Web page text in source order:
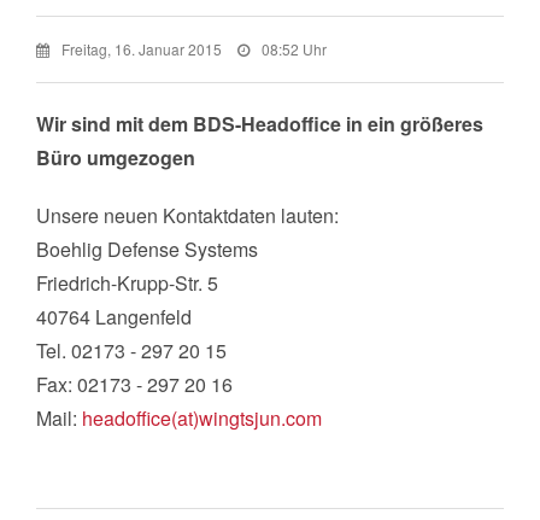
Freitag, 16. Januar 2015 08:52 Uhr
Wir sind mit dem BDS-Headoffice in ein größeres
Büro umgezogen
Unsere neuen Kontaktdaten lauten:
Boehlig Defense Systems
Friedrich-Krupp-Str. 5
40764 Langenfeld
Tel. 02173 - 297 20 15
Fax: 02173 - 297 20 16
Mail: headoffice(at)wingtsjun.com